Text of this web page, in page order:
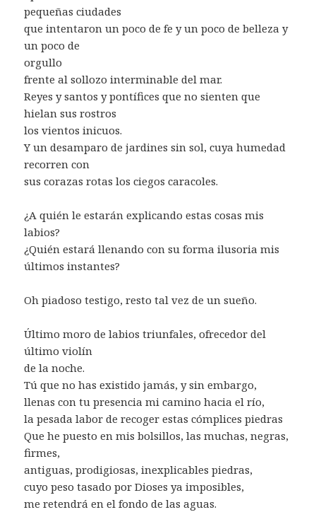
pequeñas ciudades
que intentaron un poco de fe y un poco de belleza y
un poco de
orgullo
frente al sollozo interminable del mar.
Reyes y santos y pontífices que no sienten que
hielan sus rostros
los vientos inicuos.
Y un desamparo de jardines sin sol, cuya humedad
recorren con
sus corazas rotas los ciegos caracoles.
¿A quién le estarán explicando estas cosas mis
labios?
¿Quién estará llenando con su forma ilusoria mis
últimos instantes?
Oh piadoso testigo, resto tal vez de un sueño.
Último moro de labios triunfales, ofrecedor del
último violín
de la noche.
Tú que no has existido jamás, y sin embargo,
llenas con tu presencia mi camino hacia el río,
la pesada labor de recoger estas cómplices piedras
Que he puesto en mis bolsillos, las muchas, negras,
firmes,
antiguas, prodigiosas, inexplicables piedras,
cuyo peso tasado por Dioses ya imposibles,
me retendrá en el fondo de las aguas.